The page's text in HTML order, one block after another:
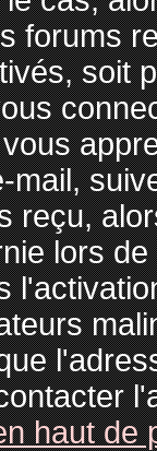
forums
soit
mail,
reçu,
lors
haut de